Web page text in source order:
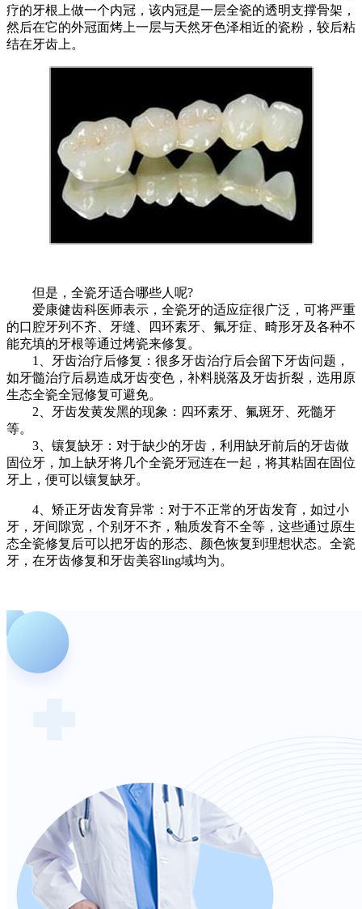
疗的牙根上做一个内冠，该内冠是一层全瓷的透明支撑骨架，
然后在它的外冠面烤上一层与天然牙色泽相近的瓷粉，较后粘
结在牙齿上。
但是，全瓷牙适合哪些人呢?
爱康健齿科医师表示，全瓷牙的适应症很广泛，可将严重
的口腔牙列不齐、牙缝、四环素牙、氟牙症、畸形牙及各种不
能充填的牙根等通过烤瓷来修复。
1、牙齿治疗后修复：很多牙齿治疗后会留下牙齿问题，
如牙髓治疗后易造成牙齿变色，补料脱落及牙齿折裂，选用原
生态全瓷全冠修复可避免。
2、牙齿发黄发黑的现象：四环素牙、氟斑牙、死髓牙
等。
3、镶复缺牙：对于缺少的牙齿，利用缺牙前后的牙齿做
固位牙，加上缺牙将几个全瓷牙冠连在一起，将其粘固在固位
牙上，便可以镶复缺牙。
4、矫正牙齿发育异常：对于不正常的牙齿发育，如过小
牙，牙间隙宽，个别牙不齐，釉质发育不全等，这些通过原生
态全瓷修复后可以把牙齿的形态、颜色恢复到理想状态。全瓷
牙，在牙齿修复和牙齿美容ling域均为。